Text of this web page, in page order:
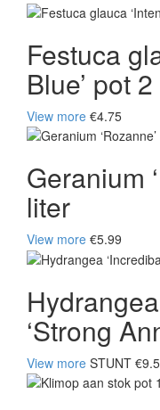
Festuca
Blue’ pot
View more €4.75
Geranium
liter
View more €5.99
‘Strong
View more STUNT